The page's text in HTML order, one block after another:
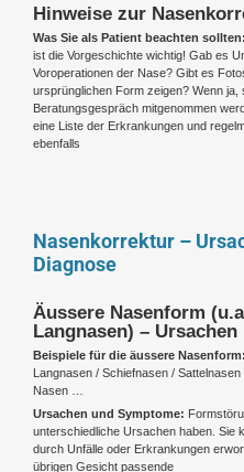
Hinweise zur
Was Sie als Patient beachten sollten:
ist die Vorgeschichte wichtig! Gab es
Voroperationen der Nase? Gibt es
ursprünglichen Form zeigen? Wenn ja,
Beratungsgespräch mitgenommen
eine Liste der Erkrankungen und
ebenfalls
Nasenkorrektur –
Diagnose
Äussere Nasenform
Langnasen) –
Beispiele für die äussere Nasenform:
Langnasen / Schiefnasen /
Nasen …
Ursachen und Symptome:
unterschiedliche Ursachen haben. Sie
durch Unfälle oder Erkrankungen
übrigen Gesicht passende